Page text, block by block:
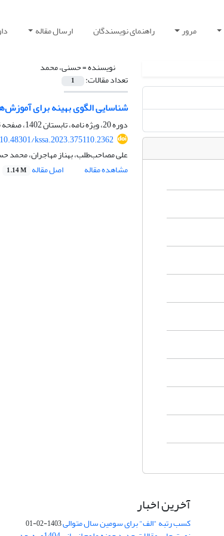
مرور راهنمای نویسندگان ارسال مقاله
نویسنده =حسنی، محمد
تعداد مقالات: 1
شناسایی الگوی بهینه برای
دوره 20، ویژه نامه، تابستان 1402، صفحه
10.48301/kssa.2023.375110.2362
علی مصاحب‌طلب، بهناز مهاجران، محمد
مشاهده مقاله
اصل مقاله 1.14 M
آخرین اخبار
کسب رتبه "الف" برای سومین سال متوالی1403-02-01